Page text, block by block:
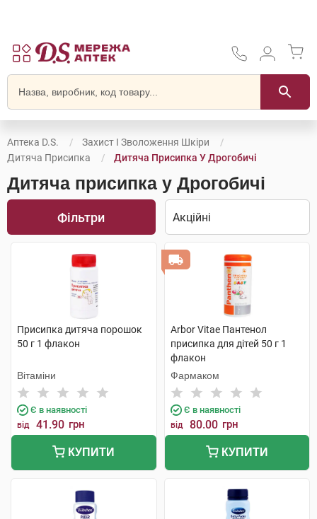
Аптека D.S.
Захист І Зволоження Шкіри
Дитяча Присипка
Дитяча Присипка У Дрогобичі
Дитяча присипка у Дрогобичі
Фільтри
Присипка дитяча порошок
50 г 1 флакон
Вітаміни
Є в наявності
від 41.90 грн
КУПИТИ
Arbor Vitae Пантенол
присипка для дітей 50 г 1
флакон
Фармаком
Є в наявності
від 80.00 грн
КУПИТИ